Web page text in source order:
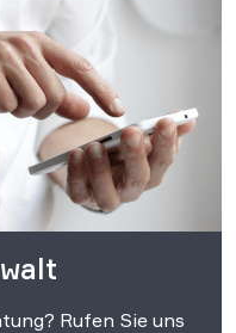
Rufen Sie uns